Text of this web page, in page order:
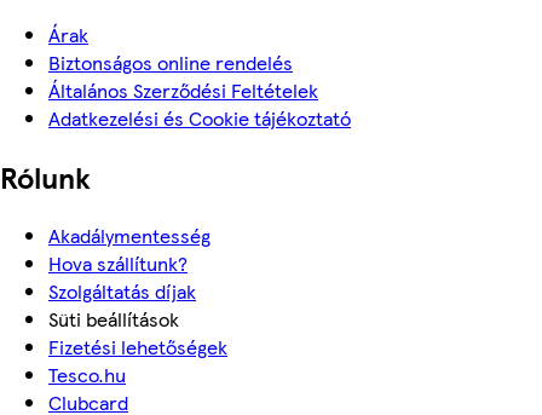
Árak
Biztonságos online rendelés
Általános Szerződési Feltételek
Adatkezelési és Cookie tájékoztató
Rólunk
Akadálymentesség
Hova szállítunk?
Szolgáltatás díjak
Süti beállítások
Fizetési lehetőségek
Tesco.hu
Clubcard